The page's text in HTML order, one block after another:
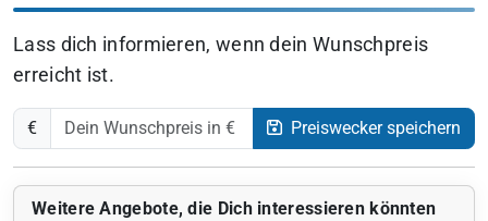
Lass dich informieren, wenn dein Wunschpreis
erreicht ist.
€ Preiswecker speichern
Weitere Angebote, die Dich interessieren könnten